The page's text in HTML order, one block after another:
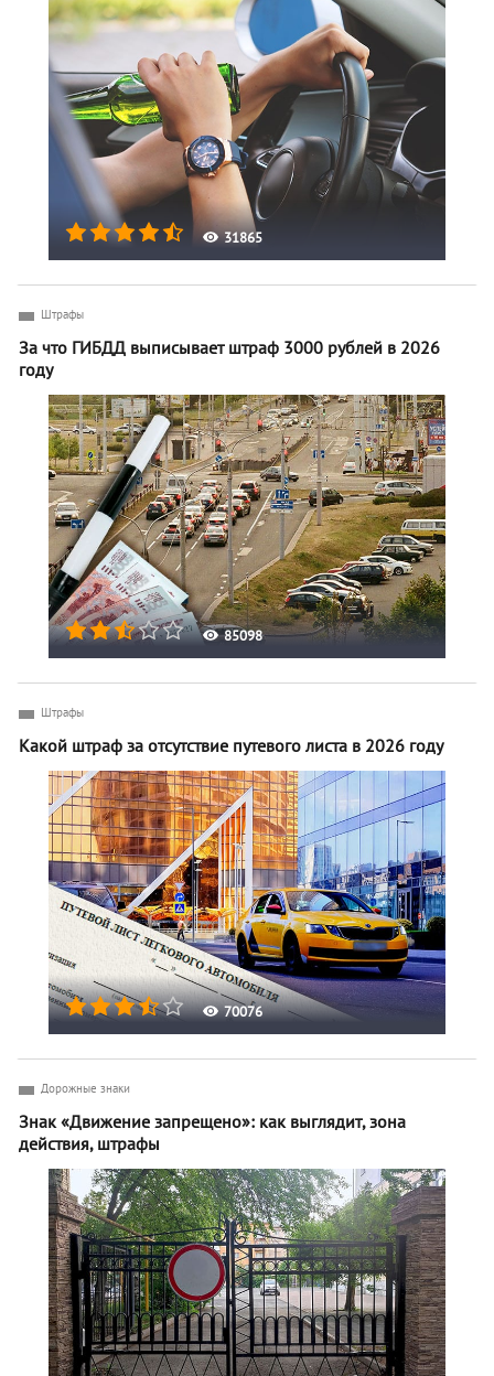
31865
85098
Штрафы
За что ГИБДД выписывает штраф 3000 рублей в 2026
году
70076
Штрафы
Какой штраф за отсутствие путевого листа в 2026 году
Дорожные знаки
Знак «Движение запрещено»: как выглядит, зона
действия, штрафы